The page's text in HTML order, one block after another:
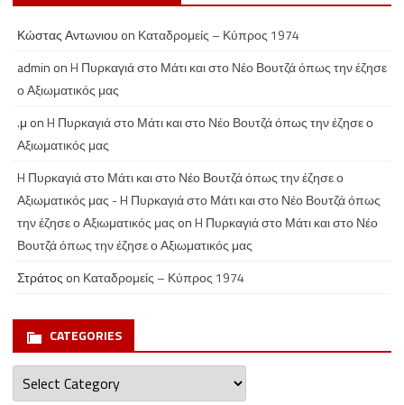
Κώστας Αντωνιου on Καταδρομείς – Κύπρος 1974
admin onH Πυρκαγιά στο Μάτι και στο Νέο Βουτζά όπως την έζησε
ο Αξιωματικός μας
.μ onH Πυρκαγιά στο Μάτι και στο Νέο Βουτζά όπως την έζησε ο
Αξιωματικός μας
H Πυρκαγιά στο Μάτι και στο Νέο Βουτζά όπως την έζησε ο
Αξιωματικός μας - H Πυρκαγιά στο Μάτι και στο Νέο Βουτζά όπως
την έζησε ο Αξιωματικός μαςonH Πυρκαγιά στο Μάτι και στο Νέο
Βουτζά όπως την έζησε ο Αξιωματικός μας
Στράτοςon Καταδρομείς – Κύπρος 1974
CATEGORIES
Categories